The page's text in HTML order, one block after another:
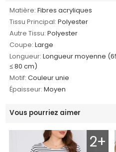
Matière: Fibres acryliques
Tissu Principal: Polyester
Autre Tissu: Polyester
Coupe: Large
Longueur: Longueur moyenne
≤ 80 cm)
Motif: Couleur unie
Épaisseur: Moyen
Vous pourriez aimer
2+